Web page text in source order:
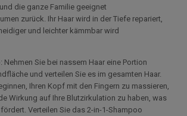
die ganze Familie geeignet
zurück. Ihr Haar wird in der Tiefe repariert,
und leichter kämmbar wird
Nehmen Sie bei nassem Haar eine Portion
und verteilen Sie es im gesamten Haar.
Ihren Kopf mit den Fingern zu massieren,
Wirkung auf Ihre Blutzirkulation zu haben, was
Verteilen Sie das 2-in-1-Shampoo